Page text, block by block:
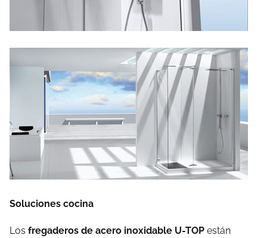
Soluciones cocina
Los fregaderos de acero inoxidable U-TOP están